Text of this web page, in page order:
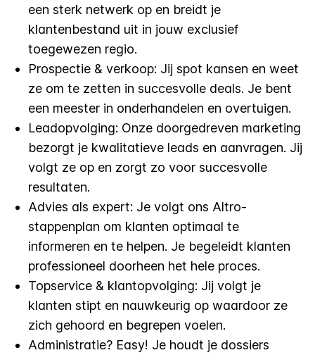
een sterk netwerk op en breidt je
klantenbestand uit in jouw exclusief
toegewezen regio.
Prospectie & verkoop: Jij spot kansen en weet
ze om te zetten in succesvolle deals. Je bent
een meester in onderhandelen en overtuigen.
Leadopvolging: Onze doorgedreven marketing
bezorgt je kwalitatieve leads en aanvragen. Jij
volgt ze op en zorgt zo voor succesvolle
resultaten.
Advies als expert: Je volgt ons Altro-
stappenplan om klanten optimaal te
informeren en te helpen. Je begeleidt klanten
professioneel doorheen het hele proces.
Topservice & klantopvolging: Jij volgt je
klanten stipt en nauwkeurig op waardoor ze
zich gehoord en begrepen voelen.
Administratie? Easy! Je houdt je dossiers